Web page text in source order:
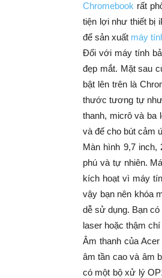
Chromebook rất
tiện lợi như thiết bị
để sản xuất máy
Đối với máy tính
đẹp mắt. Mặt sau
bật lên trên là
thước tương tự như
thanh, micrô và ba
và đế cho bút cảm
Màn hình 9,7 inch,
phú và tự nhiên.
kích hoạt vì máy
vậy bạn nên khóa
dễ sử dụng. Bạn
laser hoặc thậm
Âm thanh của
âm tần cao và âm
có một bộ xử lý